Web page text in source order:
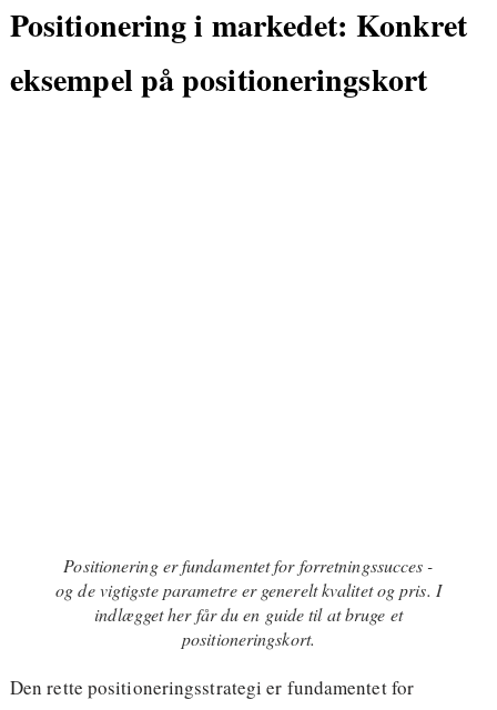
Positionering i markedet: Konkret
eksempel på positioneringskort
Positionering er fundamentet for forretningssucces -
og de vigtigste parametre er generelt kvalitet og pris. I
indlægget her får du en guide til at bruge et
positioneringskort.
Den rette positioneringsstrategi er fundamentet for